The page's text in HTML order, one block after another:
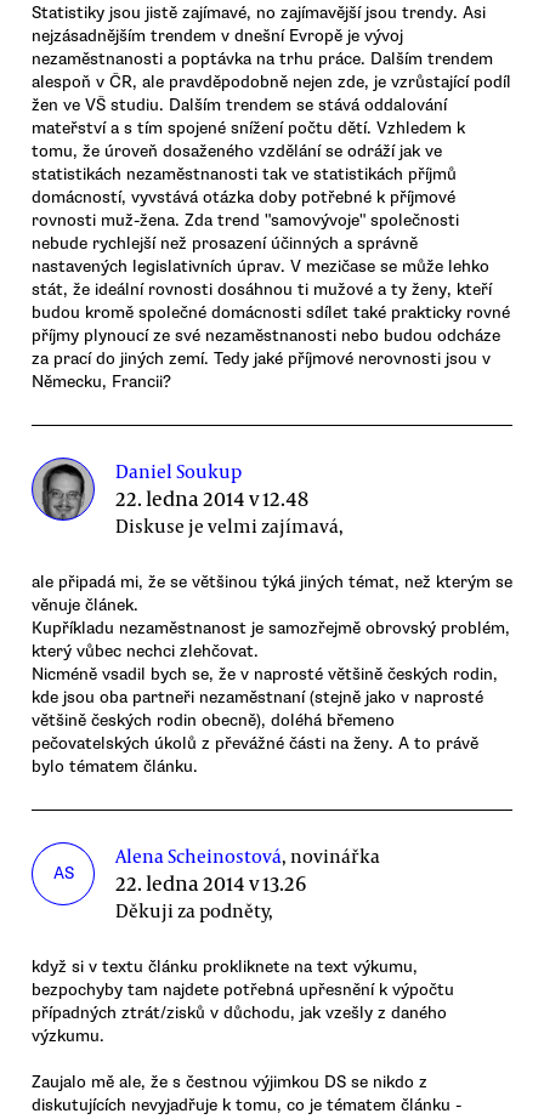
Statistiky jsou jistě zajímavé, no zajímavější jsou trendy. Asi
nejzásadnějším trendem v dnešní Evropě je vývoj
nezaměstnanosti a poptávka na trhu práce. Dalším trendem
alespoň v ČR, ale pravděpodobně nejen zde, je vzrůstající podíl
žen ve VŠ studiu. Dalším trendem se stává oddalování
mateřství a s tím spojené snížení počtu dětí. Vzhledem k
tomu, že úroveň dosaženého vzdělání se odráží jak ve
statistikách nezaměstnanosti tak ve statistikách příjmů
domácností, vyvstává otázka doby potřebné k příjmové
rovnosti muž-žena. Zda trend "samovývoje" společnosti
nebude rychlejší než prosazení účinných a správně
nastavených legislativních úprav. V mezičase se může lehko
stát, že ideální rovnosti dosáhnou ti mužové a ty ženy, kteří
budou kromě společné domácnosti sdílet také prakticky rovné
příjmy plynoucí ze své nezaměstnanosti nebo budou odcháze
za prací do jiných zemí. Tedy jaké příjmové nerovnosti jsou v
Německu, Francii?
Daniel Soukup
22. ledna 2014 v 12.48
Diskuse je velmi zajímavá,
ale připadá mi, že se většinou týká jiných témat, než kterým se
věnuje článek.
Kupříkladu nezaměstnanost je samozřejmě obrovský problém,
který vůbec nechci zlehčovat.
Nicméně vsadil bych se, že v naprosté většině českých rodin,
kde jsou oba partneři nezaměstnaní (stejně jako v naprosté
většině českých rodin obecně), doléhá břemeno
pečovatelských úkolů z převážné části na ženy. A to právě
bylo tématem článku.
AS
Alena Scheinostová, novinářka
22. ledna 2014 v 13.26
Děkuji za podněty,
když si v textu článku prokliknete na text výkumu,
bezpochyby tam najdete potřebná upřesnění k výpočtu
případných ztrát/zisků v důchodu, jak vzešly z daného
výzkumu.
Zaujalo mě ale, že s čestnou výjimkou DS se nikdo z
diskutujících nevyjadřuje k tomu, co je tématem článku -